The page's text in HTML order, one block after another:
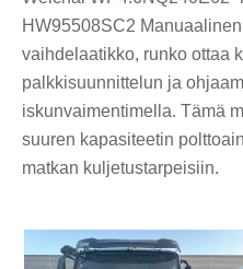
HW95508SC2
vaihdelaatikko, runko ottaa
palkkisuunnittelun ja
iskunvaimentimella. Tämä
suuren kapasiteetin
matkan kuljetustarpeisiin.